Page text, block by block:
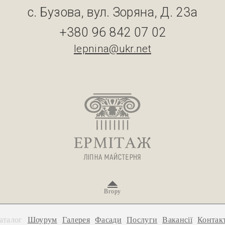
с. Бузова, вул. Зоряна, Д. 23а
+380 96 842 07 02
lepnina@ukr.net
Вгору
Шоурум Галерея Фасади Послуги Вакансії